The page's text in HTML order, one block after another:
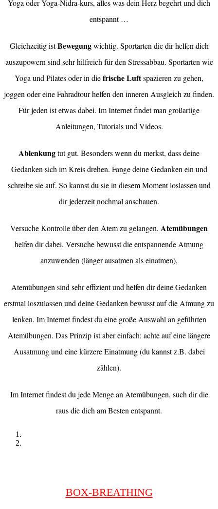
Yoga oder Yoga-Nidra-kurs, alles was dein Herz begehrt und dich
entspannt …
Gleichzeitig istBewegungwichtig. Sportarten die dir helfen dich
auszupowern sind sehr hilfreich für den Stressabbau. Sportarten wie
Yoga und Pilates oder in diefrische Luftspazieren zu gehen,
joggen oder eine Fahradtour helfen den inneren Ausgleich zu finden.
Für jeden ist etwas dabei. Im Internet findet man großartige
Anleitungen, Tutorials und Videos.
Ablenkungtut gut. Besonders wenn du merkst, dass deine
Gedanken sich im Kreis drehen. Fange deine Gedanken ein und
schreibe sie auf. So kannst du sie in diesem Moment loslassen und
dir jederzeit nochmal anschauen.
Versuche Kontrolle über den Atem zu gelangen. Atemübungen
helfen dir dabei. Versuche bewusst die entspannende Atmung
anzuwenden (länger ausatmen als einatmen).
Atemübungen sind sehr effizient und helfen dir deine Gedanken
erstmal loszulassen und deine Gedanken bewusst auf die Atmung zu
lenken. Im Internet findest du eine große Auswahl an geführten
Atemübungen. Das Prinzip ist aber einfach: achte auf eine längere
Ausatmung und eine kürzere Einatmung (du kannst z.B. dabei
zählen).
Im Internet findest du jede Menge an Atemübungen, such dir die
raus die dich am Besten entspannt.
BOX-BREATHING